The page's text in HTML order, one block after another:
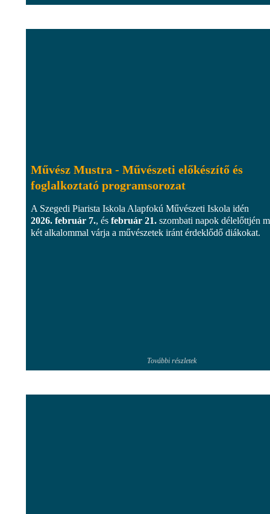
Művész Mustra - Művészeti előkészítő és
foglalkoztató programsorozat
A Szegedi Piarista Iskola Alapfokú Művészeti Iskola idén
2026. február 7., és február 21. szombati napok délelőttjén
két alkalommal várja a művészetek iránt érdeklődő diákokat.
További részletek